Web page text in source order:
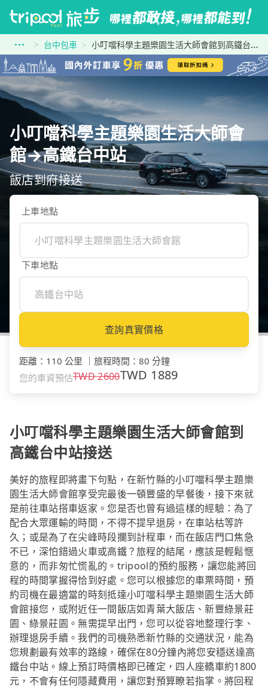
台中包車 小叮噹科學主題樂園生活大師會館到高鐵台中站
小叮噹科學主題樂園生活大師會
館→高鐵台中站
飯店到府接送
上車地點
下車地點
查詢真實價格
距離 ： 110 公里 旅程時間 ： 80 分鐘
您的車資預估TWD2600TWD 1889
小叮噹科學主題樂園生活大師會館到
高鐵台中站接送
美好的旅程即將畫下句點，在新竹縣的小叮噹科學主題樂
園生活大師會館享受完最後一頓豐盛的早餐後，接下來就
是前往車站搭車返家。您是否也曾有過這樣的經驗：為了
配合大眾運輸的時間，不得不提早退房，在車站枯等許
久；或是為了在尖峰時段攔到計程車，而在飯店門口焦急
不已，深怕錯過火車或高鐵？旅程的結尾，應該是輕鬆愜
意的，而非匆忙慌亂的。tripool的預約服務，讓您能將回
程的時間掌握得恰到好處。您可以根據您的車票時間，預
約司機在最適當的時刻抵達小叮噹科學主題樂園生活大師
會館接您，或附近任一間飯店如青葉大飯店、新豐綠景莊
園、綠景莊園。無需提早出門，您可以從容地整理行李、
辦理退房手續。我們的司機熟悉新竹縣的交通狀況，能為
您規劃最有效率的路線，確保在80分鐘內將您安穩送達高
鐵台中站。線上預訂時價格即已確定，四人座轎車約1800
元，不會有任何隱藏費用，讓您對預算瞭若指掌。將回程